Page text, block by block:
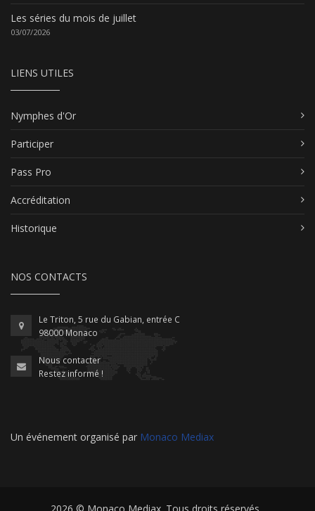
Les séries du mois de juillet
03/07/2026
LIENS UTILES
Nymphes d'Or
Participer
Pass Pro
Accréditation
Historique
NOS CONTACTS
Le Triton, 5 rue du Gabian, entrée C
98000 Monaco
Nous contacter
Restez informé !
Un événement organisé par Monaco Mediax